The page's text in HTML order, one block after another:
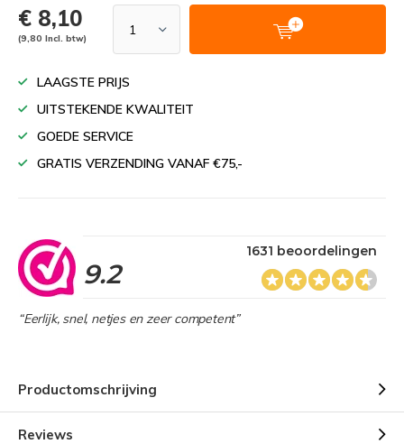
€ 8,10
(9,80 Incl. btw)
LAAGSTE PRIJS
UITSTEKENDE KWALITEIT
GOEDE SERVICE
GRATIS VERZENDING VANAF €75,-
9.2
1631 beoordelingen
“Eerlijk, snel, netjes en zeer competent”
Productomschrijving
Reviews